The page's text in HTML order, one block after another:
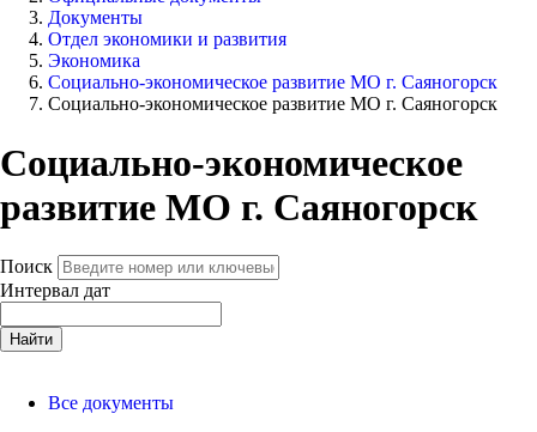
Документы
Отдел экономики и развития
Экономика
Социально-экономическое развитие МО г. Саяногорск
Социально-экономическое развитие МО г. Саяногорск
Социально-экономическое
развитие МО г. Саяногорск
Поиск
Интервал дат
Найти
Все документы